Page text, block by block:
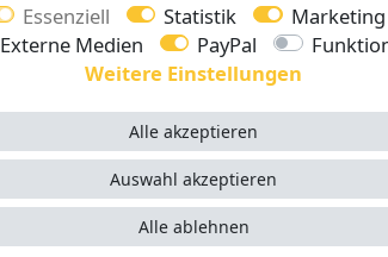
Essenziell
Statistik
Marketing
Externe Medien
PayPal
Weitere Einstellungen
Alle akzeptieren
Alle ablehnen
Auswahl akzeptieren